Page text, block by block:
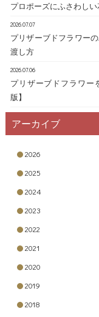
プロポーズにふさわし
2026.07.07
プリザーブドフラワー
渡し方
2026.07.06
プリザーブドフラワー
版】
アーカイブ
2026
2025
2024
2023
2022
2021
2020
2019
2018